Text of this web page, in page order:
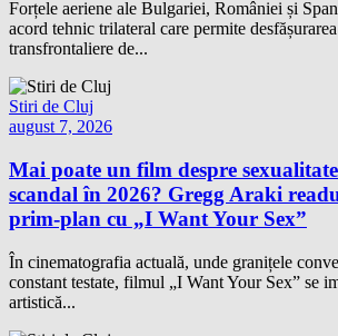
Forțele aeriene ale Bulgariei, României și
acord tehnic trilateral care permite
transfrontaliere de...
Stiri de Cluj
august 7, 2026
Mai poate un film despre
scandal în 2026? Gregg Araki
prim-plan cu „I Want Your Sex”
În cinematografia actuală, unde granițele
constant testate, filmul „I Want Your Sex” se
artistică...